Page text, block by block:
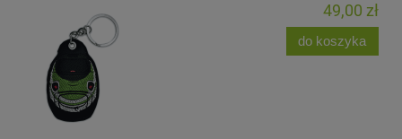
49,00 zł
do koszyka